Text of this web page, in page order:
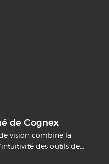
de Cognex
vision combine la
des outils de